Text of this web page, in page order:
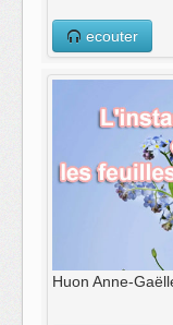
ecouter
Huon Anne-